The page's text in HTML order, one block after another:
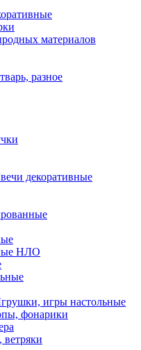
материалов
разное
декоративные
НЛО
игры настольные
фонарики